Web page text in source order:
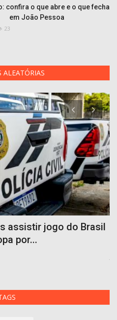
confira o que abre e o que fecha
em João Pessoa
23
ALEATÓRIAS
assistir jogo do Brasil
por...